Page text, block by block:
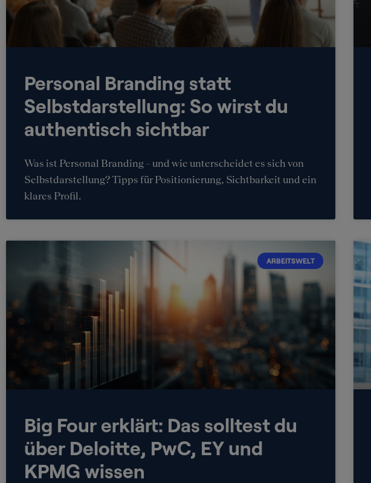
Personal Branding statt
Selbstdarstellung: So wirst du
authentisch sichtbar
Was ist Personal Branding – und wie unterscheidet es sich von
Selbstdarstellung? Tipps für Positionierung, Sichtbarkeit und ein
klares Profil.
ARBEITSWELT
Big Four erklärt: Das solltest du
über Deloitte, PwC, EY und
KPMG wissen